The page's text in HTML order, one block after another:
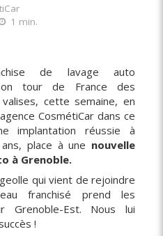
1 min.
de lavage auto
tour de France des
cette semaine, en
CosmétiCar dans ce
implantation réussie à
place à une nouvelle
à Grenoble.
qui vient de rejoindre
franchisé prend les
Grenoble-Est. Nous lui
!